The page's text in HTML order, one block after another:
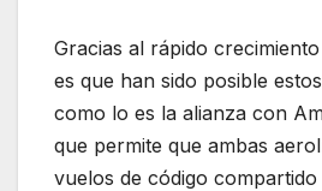
Gracias al rápido
es que han sido posible
como lo es la alianza con
que permite que ambas
vuelos de código compartido